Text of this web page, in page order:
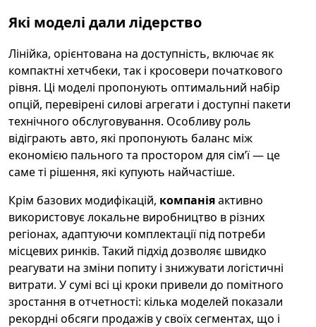
Які моделі дали лідерство
Лінійка, орієнтована на доступність, включає як
компактні хетчбеки, так і кросовери початкового
рівня. Ці моделі пропонують оптимальний набір
опцій, перевірені силові агрегати і доступні пакети
технічного обслуговування. Особливу роль
відіграють авто, які пропонують баланс між
економією пального та простором для сім’ї — це
саме ті рішення, які купують найчастіше.
Крім базових модифікацій, компаніяактивно
використовує локальне виробництво в різних
регіонах, адаптуючи комплектації під потреби
місцевих ринків. Такий підхід дозволяє швидко
реагувати на зміни попиту і знижувати логістичні
витрати. У сумі всі ці кроки привели до помітного
зростання в отчетності: кілька моделей показали
рекордні обсяги продажів у своїх сегментах, що і